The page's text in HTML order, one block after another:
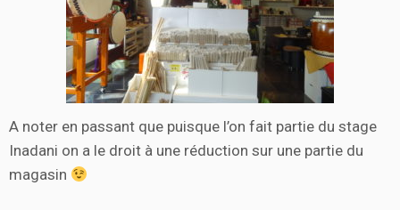
A noter en passant que puisque l’on fait partie du stage
Inadani on a le droit à une réduction sur une partie du
magasin